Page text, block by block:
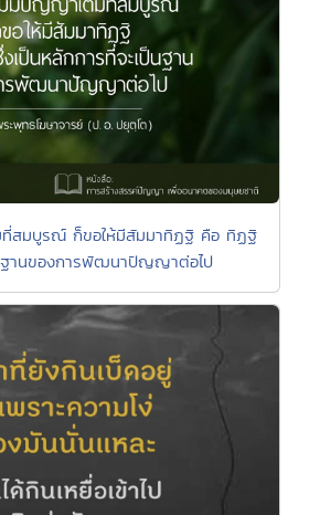
สมบูรณ์ ก็ขอให้มีสัมมาทิฏฐิ คือ ทิฏฐิ
ฐานของการพัฒนาปัญญาต่อไป